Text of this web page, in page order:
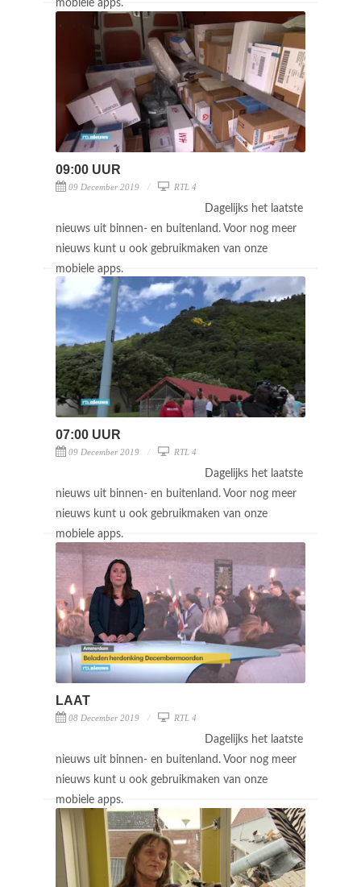
mobiele apps.
09:00 UUR
09 December 2019 RTL 4
Dagelijks het laatste
nieuws uit binnen- en buitenland. Voor nog meer
nieuws kunt u ook gebruikmaken van onze
mobiele apps.
07:00 UUR
09 December 2019 RTL 4
Dagelijks het laatste
nieuws uit binnen- en buitenland. Voor nog meer
nieuws kunt u ook gebruikmaken van onze
mobiele apps.
LAAT
08 December 2019 RTL 4
Dagelijks het laatste
nieuws uit binnen- en buitenland. Voor nog meer
nieuws kunt u ook gebruikmaken van onze
mobiele apps.